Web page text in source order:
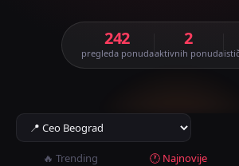
242
pregleda ponuda
2
aktivnih ponuda
🔥 Trending 🕐 Najnovije